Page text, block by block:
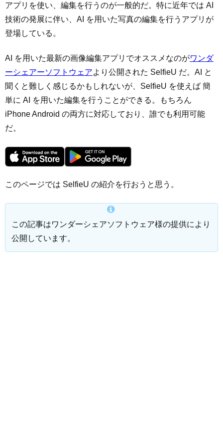
アプリを使い、編集を行うのが一般的だ。特に近年では AI
技術の発展に伴い、AI を用いた写真の編集を行うアプリが
登場している。
AI を用いた最新の画像編集アプリでオススメなのがワンダ
ーシェアーソフトウェアより公開された SelfieU だ。AI と
聞くと難しく感じるかもしれないが、SelfieU を使えば 簡
単に AI を用いた編集を行うことができる。もちろん
iPhone Android の両方に対応しており、誰でも利用可能
だ。
このページでは SelfieU の紹介を行おうと思う。
この記事はワンダーシェアソフトウェア様の提供により
公開しています。